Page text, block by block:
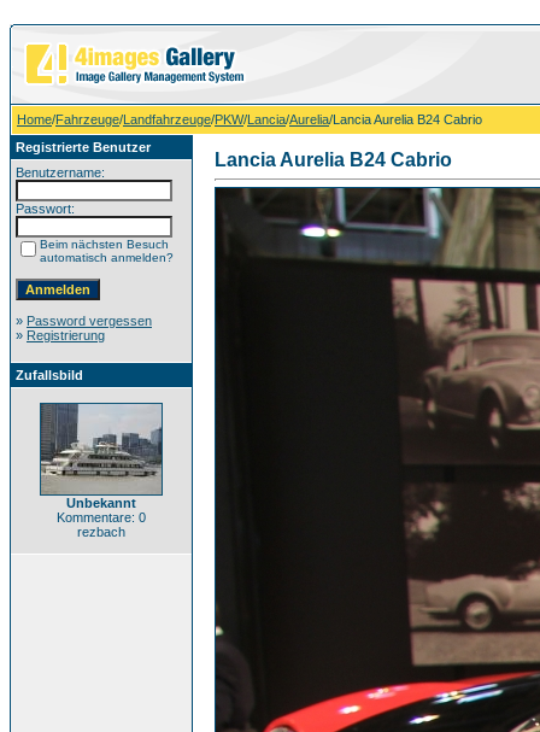
Home/Fahrzeuge/Landfahrzeuge/PKW/Lancia/Aurelia/Lancia Aurelia B24 Cabrio
Registrierte Benutzer
Benutzername:
Passwort:
Beim nächsten Besuch
automatisch anmelden?
» Password vergessen
» Registrierung
Zufallsbild
Unbekannt
Kommentare: 0
rezbach
Lancia Aurelia B24 Cabrio